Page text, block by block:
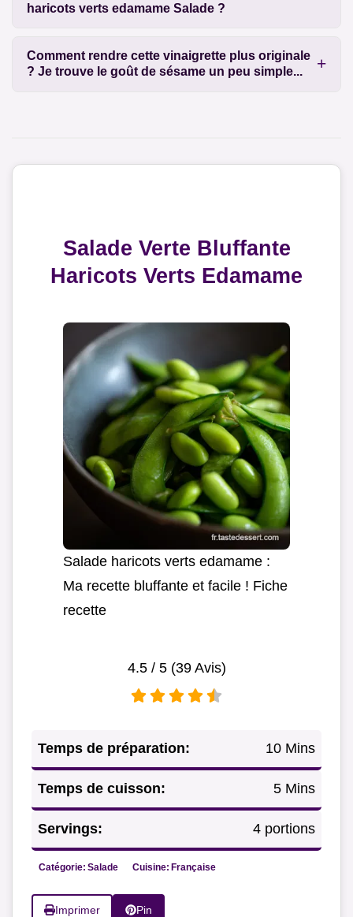
haricots verts edamame Salade ?
Comment rendre cette vinaigrette plus originale
? Je trouve le goût de sésame un peu simple...
Salade Verte Bluffante
Haricots Verts Edamame
Salade haricots verts edamame :
Ma recette bluffante et facile ! Fiche
recette
4.5/ 5 (39Avis)
Temps de préparation: 10 Mins
Temps de cuisson: 5 Mins
Servings: 4 portions
Catégorie: Salade Cuisine: Française
Imprimer Pin